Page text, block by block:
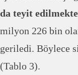
da teyit
milyon 226 bin
geriledi. Böylece
(Tablo 3).